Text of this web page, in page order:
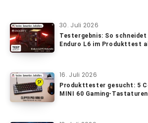
30. Juli 2026
Testergebnis: So schneidet
Enduro L6 im Produkttest
16. Juli 2026
Produkttester gesucht: 5
MINI 60 Gaming-Tastaturen